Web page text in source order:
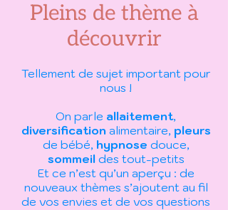
Pleins de thème à
découvrir
Tellement de sujet important pour
nous !
On parle allaitement,
diversificationalimentaire, pleurs
de bébé, hypnose douce,
sommeil des tout-petits
Et ce n’est qu’un aperçu : de
nouveaux thèmes s’ajoutent au fil
de vos envies et de vos questions